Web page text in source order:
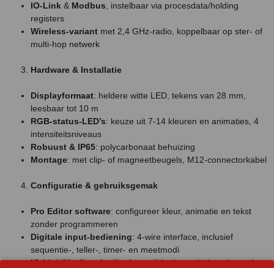
IO-Link & Modbus , instelbaar via procesdata/holding
registers
Wireless-variant met 2,4 GHz-radio, koppelbaar op ster- of
multi-hop netwerk
Hardware & Installatie
Displayformaat: heldere witte LED, tekens van 28 mm,
leesbaar tot 10 m
RGB-status-LED’s: keuze uit 7-14 kleuren en animaties, 4
intensiteitsniveaus
Robuust & IP65: polycarbonaat behuizing
Montage: met clip- of magneetbeugels, M12-connectorkabel
Configuratie & gebruiksgemak
Pro Editor software: configureer kleur, animatie en tekst
zonder programmeren
Digitale input-bediening: 4-wire interface, inclusief
sequentie-, teller-, timer- en meetmodi
IO-Link/Modbus bediening: wijzig dynamische tekens via